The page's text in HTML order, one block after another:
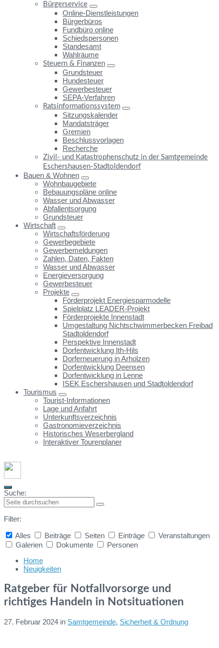
Bürgerservice
Online-Dienstleistungen
Bürgerbüros
Fundbüro online
Schiedspersonen
Standesamt
Wahlräume
Steuern & Finanzen
Grundsteuer
Hundesteuer
Gewerbesteuer
SEPA-Verfahren
Ratsinformationssystem
Sitzungskalender
Mandatsträger
Gremien
Beschlussvorlagen
Recherche
Zivil- und Katastrophenschutz in der Samtgemeinde
Eschershausen-Stadtoldendorf
Bauen & Wohnen
Wohnbaugebiete
Bebauungspläne online
Wasser und Abwasser
Abfallentsorgung
Grundsteuer
Wirtschaft
Wirtschaftsförderung
Gewerbegebiete
Gewerbemeldungen
Zahlen, Daten, Fakten
Wasser und Abwasser
Energieversorgung
Gewerbesteuer
Projekte
Förderprojekt Energiesparmodelle
Spielplatz LEADER-Projekt
Förderprojekte Innenstadt
Umgestaltung Nichtschwimmerbecken Freibad
Stadtoldendorf
Perspektive Innenstadt
Dorfentwicklung Ith-Hils
Dorferneuerung in Arholzen
Dorfentwicklung Deensen
Dorfentwicklung in Lenne
ISEK Eschershausen und Stadtoldendorf
Tourismus
Tourist-Informationen
Lage und Anfahrt
Unterkunftsverzeichnis
Gastronomieverzeichnis
Historisches Weserbergland
Interaktiver Tourenplaner
Suche:
Filter:
Alles
Beiträge Seiten Einträge
Veranstaltungen
Galerien
Dokumente Personen
search
Home
Neuigkeiten
Ratgeber für Notfallvorsorge und
richtiges Handeln in Notsituationen
27. Februar 2024 in Samtgemeinde, Sicherheit & Ordnung